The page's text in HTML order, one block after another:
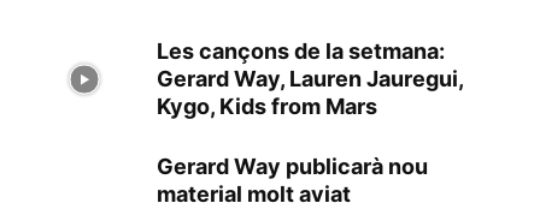
Les cançons de la setmana:
Gerard Way, Lauren Jauregui,
Kygo, Kids from Mars
Gerard Way publicarà nou
material molt aviat